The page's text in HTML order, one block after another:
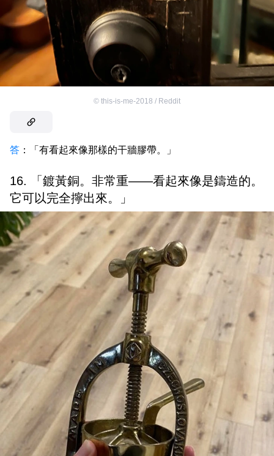
© this-is-me-2018 / Reddit
答 ：「有看起來像那樣的干牆膠帶。」
16. 「鍍黃銅。非常重——看起來像是鑄造的。
它可以完全擰出來。」